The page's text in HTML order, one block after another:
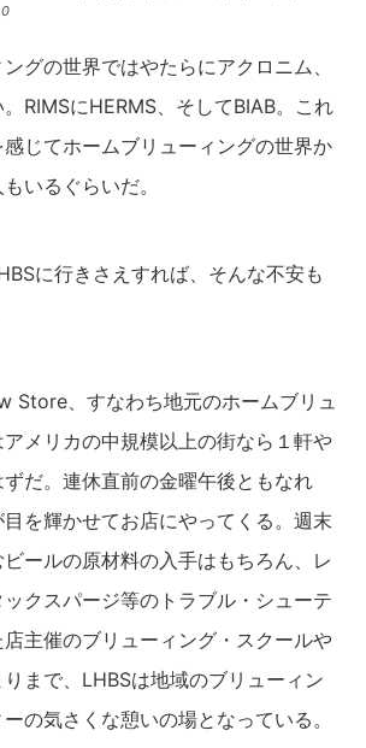
グの世界ではやたらにアクロニム、
RIMSにHERMS、そしてBIAB。これ
じてホームブリューィングの世界か
いるぐらいだ。
に行きさえすれば、そんな不安も
Store、すなわち地元のホームブリュ
メリカの中規模以上の街なら１軒や
ずだ。連休直前の金曜午後ともなれ
を輝かせてお店にやってくる。週末
ールの原材料の入手はもちろん、レ
クスパージ等のトラブル・シューテ
主催のブリューィング・スクールや
まで、LHBSは地域のブリューィン
の気さくな憩いの場となっている。